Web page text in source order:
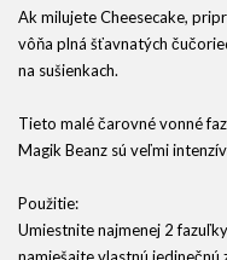
Ak milujete Cheesecake,
vôňa plná šťavnatých
na sušienkach.
Tieto malé čarovné vonné
Magik Beanz sú veľmi
Použitie:
Umiestnite najmenej 2